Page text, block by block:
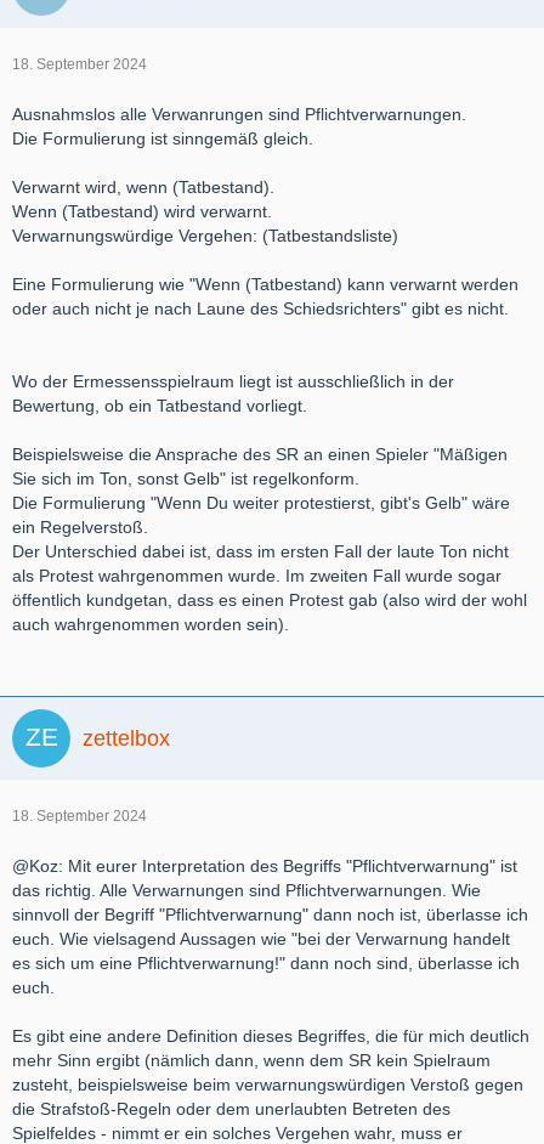
18. September 2024
Ausnahmslos alle Verwanrungen sind Pflichtverwarnungen.
Die Formulierung ist sinngemäß gleich.
Verwarnt wird, wenn (Tatbestand).
Wenn (Tatbestand) wird verwarnt.
Verwarnungswürdige Vergehen: (Tatbestandsliste)
Eine Formulierung wie "Wenn (Tatbestand) kann verwarnt werden
oder auch nicht je nach Laune des Schiedsrichters" gibt es nicht.
Wo der Ermessensspielraum liegt ist ausschließlich in der
Bewertung, ob ein Tatbestand vorliegt.
Beispielsweise die Ansprache des SR an einen Spieler "Mäßigen
Sie sich im Ton, sonst Gelb" ist regelkonform.
Die Formulierung "Wenn Du weiter protestierst, gibt's Gelb" wäre
ein Regelverstoß.
Der Unterschied dabei ist, dass im ersten Fall der laute Ton nicht
als Protest wahrgenommen wurde. Im zweiten Fall wurde sogar
öffentlich kundgetan, dass es einen Protest gab (also wird der wohl
auch wahrgenommen worden sein).
zettelbox
18. September 2024
@Koz: Mit eurer Interpretation des Begriffs "Pflichtverwarnung" ist
das richtig. Alle Verwarnungen sind Pflichtverwarnungen. Wie
sinnvoll der Begriff "Pflichtverwarnung" dann noch ist, überlasse ich
euch. Wie vielsagend Aussagen wie "bei der Verwarnung handelt
es sich um eine Pflichtverwarnung!" dann noch sind, überlasse ich
euch.
Es gibt eine andere Definition dieses Begriffes, die für mich deutlich
mehr Sinn ergibt (nämlich dann, wenn dem SR kein Spielraum
zusteht, beispielsweise beim verwarnungswürdigen Verstoß gegen
die Strafstoß-Regeln oder dem unerlaubten Betreten des
Spielfeldes - nimmt er ein solches Vergehen wahr, muss er